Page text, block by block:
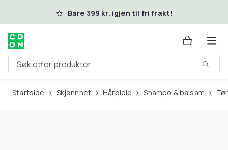
Hopp til hovedinnholdBare 399 kr. igjen til fri frakt!
Søk etter produkter
Startside Skjønnhet Hårpleie Shampo & balsam